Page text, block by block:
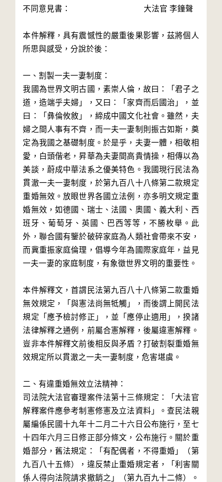
不同意見書： 大法官 李鐘聲
本件解釋，具有震憾性的嚴重後果影響，茲將個人
所思與感受，分說於後：
一、割製一夫一妻制度：
我國為世界文明古國，素崇人倫，故曰：「君子之
道，造端乎夫婦」，又曰：「家齊而后國治」，並
曰：「彝倫攸敘」，締成中國文化社會。雖然，夫
婦之間人事有不齊，而一夫一妻制則振古如斯，奠
定為我國之基礎制度。於是乎，夫妻一體，相敬相
愛，白頭偕老，昇華為夫妻間高貴情操，相傳以為
美談，蔚成中華法系之優美特色。我國現行民法為
貫澈一夫一妻制度，於第九百八十八條第二款規定
重婚無效。放眼世界各國立法例，亦多明文規定重
婚無效，如德國、瑞士、法國、奧國、義大利、西
班牙、葡萄牙、英國、巴西等等，不勝枚舉。此
外，聯合國有鑒於破碎家庭為人類社會帶來不安，
而冀重振家庭倫理，倡導今年為國際家庭年，益見
一夫一妻的家庭制度，有象徵世界文明的重要性。
本件解釋文，首謂民法第九百八十八條第二款重婚
無效規定，「與憲法尚無牴觸」，而後謂上開民法
規定「應予檢討修正」，並「應停止適用」，揆諸
法律解釋之通例，前屬合憲解釋，後屬違憲解釋。
豈非本件解釋文前後相反與矛盾？打破割裂重婚無
效規定所以貫澈之一夫一妻制度，危害堪虞。
二、有違重婚無效立法精神：
司法院大法官審理案件法第十三條規定：「大法官
解釋案件應參考制憲修憲及立法資料」。查民法親
屬編係民國十九年十二月二十六日公布施行，至七
十四年六月三日修正部分條文，公布施行。關於重
婚部分，舊法規定：「有配偶者，不得重婚」（第
九百八十五條），違反禁止重婚規定者，「利害關
係人得向法院請求撤銷之」（第九百九十二條）。